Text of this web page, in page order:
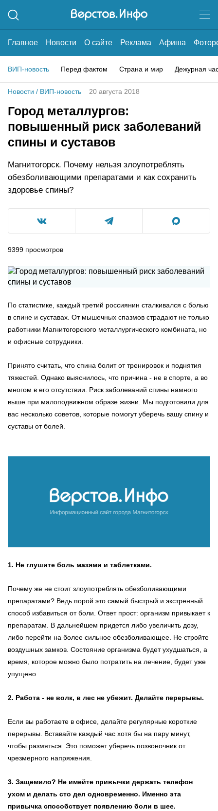
Главное Новости О сайте Реклама Афиша
ВИП-новость Перед фактом Страна и мир Дежурная
Новости / ВИП-новость 20 августа 2018
Город металлургов:
повышенный риск заболеваний
спины и суставов
Магнитогорск. Почему нельзя злоупотреблять
обезболивающими препаратами и как сохранить
здоровье спины?
9399 просмотров
По статистике, каждый третий россиянин сталкивался с болью
в спине и суставах. От мышечных спазмов страдают не только
работники Магнитогорского металлургического комбината, но
и офисные сотрудники.
Принято считать, что спина болит от тренировок и поднятия
тяжестей. Однако выяснилось, что причина - не в спорте, а во
многом в его отсутствии. Риск заболеваний спины намного
выше при малоподвижном образе жизни. Мы подготовили для
вас несколько советов, которые помогут уберечь вашу спину и
суставы от болей.
1. Не глушите боль мазями и таблетками.
Почему же не стоит злоупотреблять обезболивающими
препаратами? Ведь порой это самый быстрый и экстренный
способ избавиться от боли. Ответ прост: организм привыкает к
препаратам. В дальнейшем придется либо увеличить дозу,
либо перейти на более сильное обезболивающее. Не стройте
воздушных замков. Состояние организма будет ухудшаться, а
время, которое можно было потратить на лечение, будет уже
упущено.
2. Работа - не волк, в лес не убежит. Делайте перерывы.
Если вы работаете в офисе, делайте регулярные короткие
перерывы. Вставайте каждый час хотя бы на пару минут,
чтобы размяться. Это поможет уберечь позвоночник от
чрезмерного напряжения.
3. Защемило? Не имейте привычки держать телефон
ухом и делать сто дел одновременно. Именно эта
привычка способствует появлению боли в шее.